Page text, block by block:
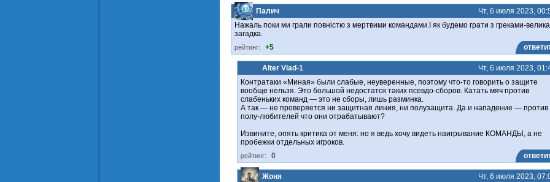
Палич
Чт, 6 июля 2023,
Нажаль поки ми грали повністю з мертвими командами.І як будемо грати з греками-велика
загадка.
рейтинг: +5
Alter Vlad-1
Чт, 6 июля 2023,
Контратаки «Миная» были слабые, неуверенные, поэтому что-то говорить о защите
вообще нельзя. Это большой недостаток таких псевдо-сборов. Катать мяч против
слабеньких команд — это не сборы, лишь разминка.
А так — не проверяется ни защитная линия, ни полузащита. Да и нападение — против
полу-любителей что они отрабатывают?
Извините, опять критика от меня: но я ведь хочу видеть наигрывание КОМАНДЫ, а не
пробежки отдельных игроков.
рейтинг: 0
Жоня
Чт, 6 июля 2023,